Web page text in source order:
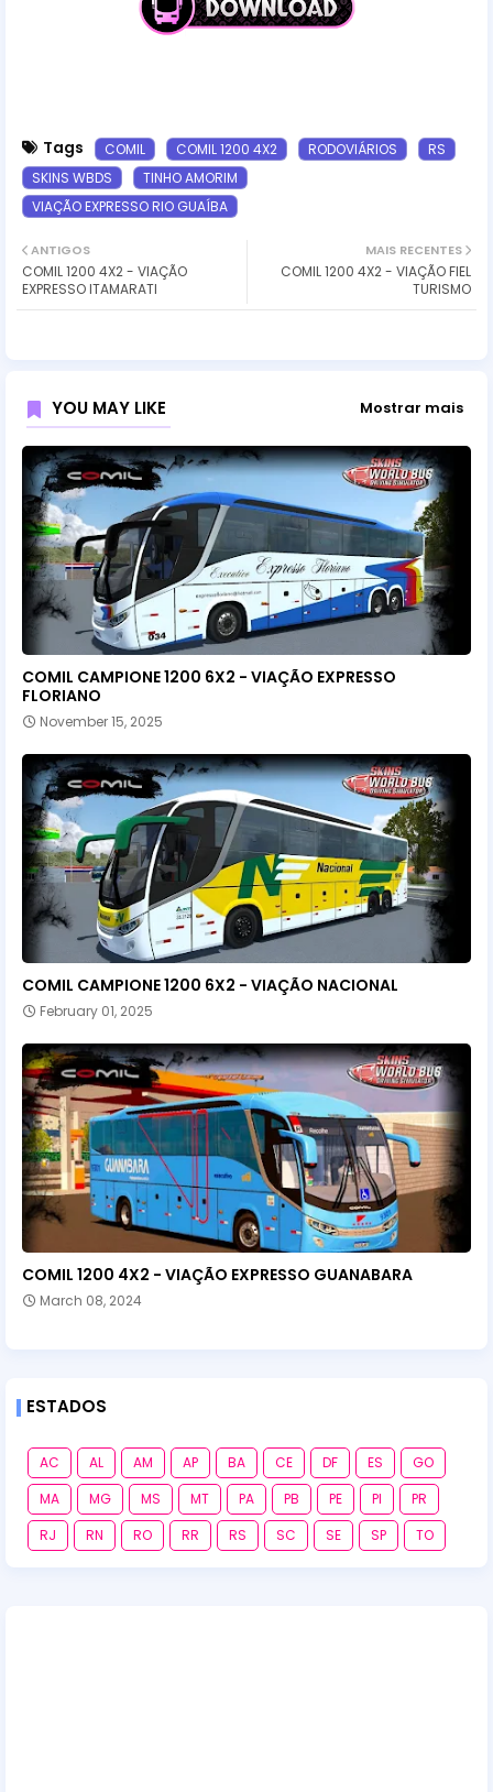
Tags COMIL COMIL 1200 4X2 RODOVIÁRIOS
RS
SKINS WBDS
TINHO AMORIM
VIAÇÃO EXPRESSO RIO GUAÍBA
MAIS RECENTES
COMIL 1200 4X2 - VIAÇÃO FIEL
TURISMO
ANTIGOS
COMIL 1200 4X2 - VIAÇÃO
EXPRESSO ITAMARATI
YOU MAY LIKE Mostrar mais
COMIL CAMPIONE 1200 6X2 - VIAÇÃO EXPRESSO
FLORIANO
November 15, 2025
COMIL CAMPIONE 1200 6X2 - VIAÇÃO NACIONAL
February 01, 2025
COMIL 1200 4X2 - VIAÇÃO EXPRESSO GUANABARA
March 08, 2024
ESTADOS
AC AL AM AP BA CE DF ES
GO
MA
MG MS MT PA PB PE PI
PR
RJ
RN RO RR RS SC SE SP TO